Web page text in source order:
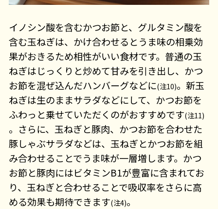
イノシン酸を含むかつお節と、グルタミン酸を
含む玉ねぎは、かけ合わせるとうま味の相乗効
果がおきるため相性がいい食材です。普通の玉
ねぎはじっくりと炒めて甘みを引き出し、かつ
お節を混ぜ込んだハンバーグなどに(注10)。新玉
ねぎは生のままサラダなどにして、かつお節を
ふわっと乗せていただくのがおすすめです(注11)
。さらに、玉ねぎと豚肉、かつお節を合わせた
豚しゃぶサラダなどは、玉ねぎとかつお節を組
み合わせることでうま味が一層増します。かつ
お節と豚肉にはビタミンB1が豊富に含まれてお
り、玉ねぎと合わせることで吸収率をさらに高
める効果も期待できます(注4)。